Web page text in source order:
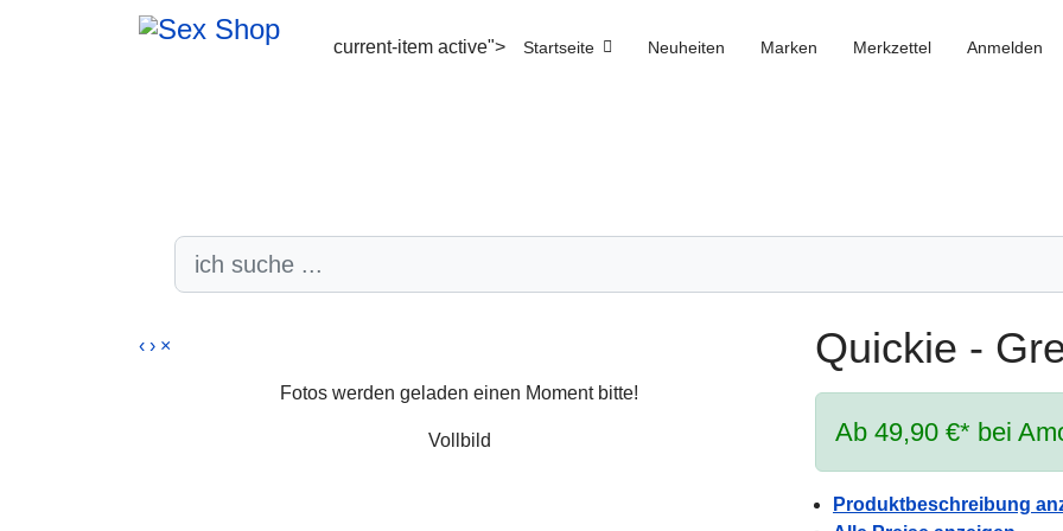
current-item active"> Startseite Neuheiten Marken Merkzettel Anmelden
‹ › ×
Fotos werden geladen einen Moment bitte!
Vollbild
Quickie -
Ab 49,90 €* bei
Produktbeschreibung